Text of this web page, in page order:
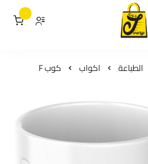
لمسات جوري
٠
الطباعة اكواب كوب F